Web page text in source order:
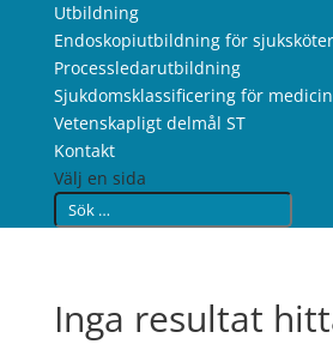
Utbildning
Endoskopiutbildning för
Processledarutbildning
Sjukdomsklassificering för
Vetenskapligt delmål ST
Kontakt
Välj en sida
Inga resultat